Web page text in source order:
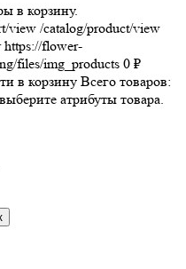
в корзину.
view /catalog/product/view
https://flower-
files/img_products 0 ₽
в корзину Всего товаров:
атрибуты товара.